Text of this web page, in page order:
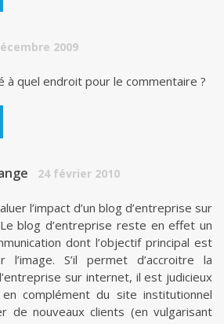
2009
à quel endroit pour le commentaire ?
24 février 2010
l’impact d’un blog d’entreprise sur
blog d’entreprise reste en effet un
dont l’objectif principal est
l’image. S’il permet d’accroitre la
sur internet, il est judicieux
en complément du site institutionnel
de nouveaux clients (en vulgarisant